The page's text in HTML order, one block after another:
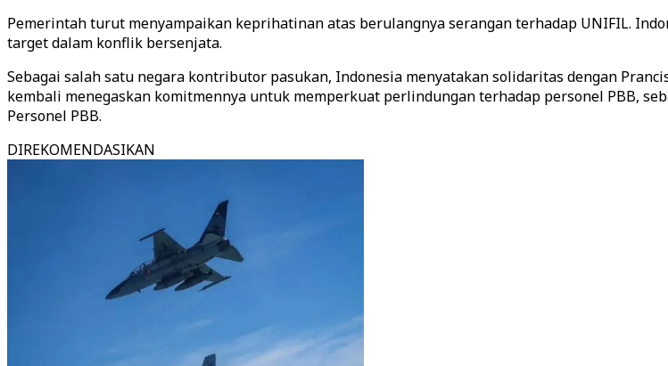
Pemerintah turut menyampaikan keprihatinan atas berulangnya serangan terhadap UNIFIL.
target dalam konflik bersenjata.
Sebagai salah satu negara kontributor pasukan, Indonesia menyatakan solidaritas dengan
kembali menegaskan komitmennya untuk memperkuat perlindungan terhadap personel PBB,
Personel PBB.
DIREKOMENDASIKAN